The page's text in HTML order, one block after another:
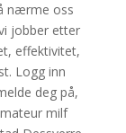
nærme oss
jobber etter
effektivitet,
Logg inn
deg på,
milf